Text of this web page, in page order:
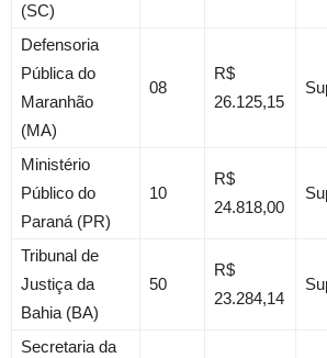
(SC)
Defensoria
Pública do
Maranhão
(MA)
08
R$
26.125,15
Ministério
Público do
Paraná (PR)
10
R$
24.818,00
Tribunal de
Justiça da
Bahia (BA)
50
R$
23.284,14
Secretaria da